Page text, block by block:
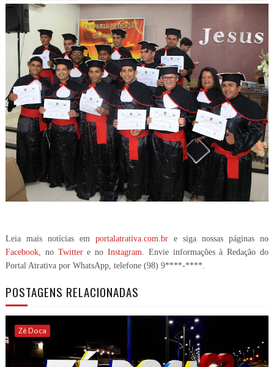
Leia mais notícias em portalatrativa.com.br e siga nossas páginas no
Facebook, no Twittere noInstagram . Envie informações à Redação do
Portal Atrativa por WhatsApp, telefone (98) 9****-****
POSTAGENS RELACIONADAS
Zé Doca